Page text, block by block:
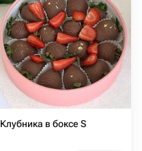
Клубника в боксе S